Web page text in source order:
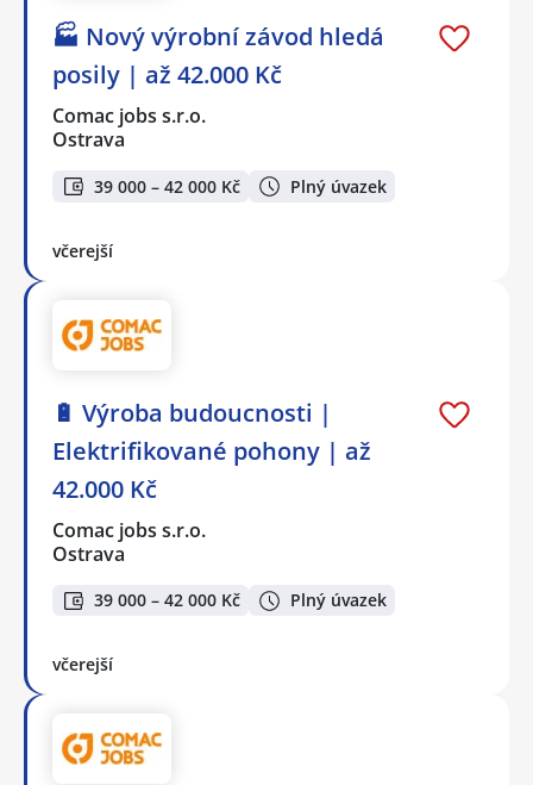
🏭 Nový výrobní závod hledá
posily | až 42.000 Kč
Comac jobs s.r.o.
Ostrava
39 000 – 42 000 Kč Plný úvazek
včerejší
🔋 Výroba budoucnosti |
Elektrifikované pohony | až
42.000 Kč
Comac jobs s.r.o.
Ostrava
39 000 – 42 000 Kč Plný úvazek
včerejší